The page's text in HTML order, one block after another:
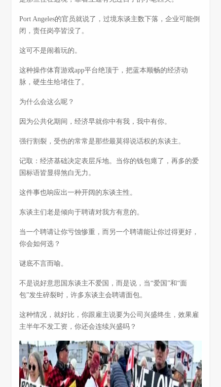
Port Angeles的官员就说了，过境东谈主数下落，企业可能倒
闭，责任岗亭皆没了。
这可不是闹着玩的。
这种操作体育游戏app平台绝顶于，把蓝本顺畅的经济动
脉，硬生生给堵住了。
为什么会这么呢？
因为公共化期间，经济早就你中有我，我中有你。
强行割裂，受伤的常常是那些最莫得说话权的东谈主。
记取：经济基础决定表层斥地。当你的钱包瘪了，再多的爱
国标语皆显得煞白无力。
这件事也响应出一种开阔的东谈主性。
东谈主们老是倾向于聘请对我方有意的。
当一个聘请让你亏蚀惨重，而另一个聘请能让你过得更好，
你会如何选？
谜底不言而喻。
不是说好意思国东谈主不爱国，而是说，当“爱国”和“面
包”发生碎裂时，许多东谈主会聘请面包。
这种情况，就好比，你跟雇主说要为公司兴盛终生，效果雇
主半年不发工资，你还会连续兴盛吗？